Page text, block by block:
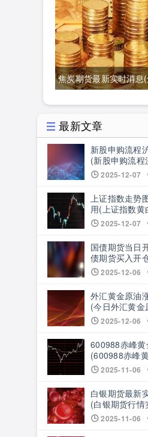
焦炭期货最新实时消
最新文章
新股申购流程
(新股申购流程
度怎么算)
2025-12-07
上证指数走势
用(上证指数黄
2025-12-07
国债期货当日
债期货买入开
2025-12-06
外汇黄金原油
(今日外汇黄金
2025-12-06
600988赤峰黄
(600988赤峰
价格)2025-11-06
白银期货最新
(白银期货行情
2025-11-06